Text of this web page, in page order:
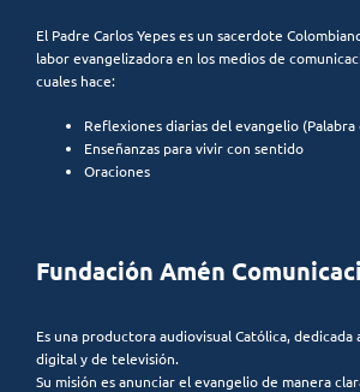
El Padre Carlos Yepes es un sacerdote
labor evangelizadora en los medios de
cuales hace:
Reflexiones diarias del evangelio (Palabra
Enseñanzas para vivir con sentido
Oraciones
Fundación Amén
Es una productora audiovisual Católica, dedicada
digital y de televisión.
Su misión es anunciar el evangelio de manera